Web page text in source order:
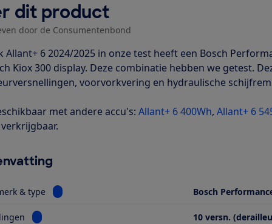
dit product
door de Consumentenbond
Allant+ 6 2024/2025 in onze test heeft een Bosch
Kiox 300 display. Deze combinatie hebben we getest.
voorvorkvering en hydraulische
met andere accu's: Allant+ 6 400Wh, Allant+ 6
& type Bekijk informatie voor Motor, merk & type
Bosch
Bekijk informatie voor Versnellingen 10 versn.